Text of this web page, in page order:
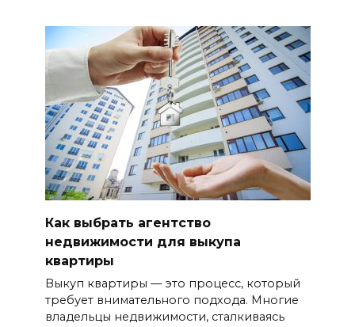
Как выбрать агентство
недвижимости для выкупа
квартиры
Выкуп квартиры — это процесс, который
требует внимательного подхода. Многие
владельцы недвижимости, сталкиваясь